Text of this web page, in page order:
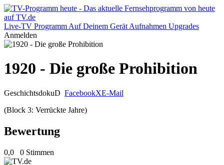
Live-TV Programm Auf Deinem Gerät Aufnahmen Upgrades
Anmelden
1920 - Die große Prohibition
GeschichtsdokuD FacebookXE-Mail
(Block 3: Verrückte Jahre)
Bewertung
0,0 0 Stimmen